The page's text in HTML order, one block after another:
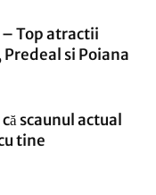
Top atractii
si Poiana
scaunul actual
tine